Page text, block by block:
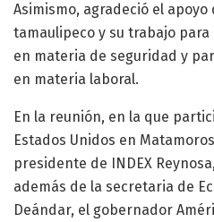
Asimismo, agradeció el
tamaulipeco y su trabajo
en materia de seguridad y
en materia laboral.
En la reunión, en la que
Estados Unidos en
presidente de INDEX
además de la secretaria de
Deándar, el gobernador